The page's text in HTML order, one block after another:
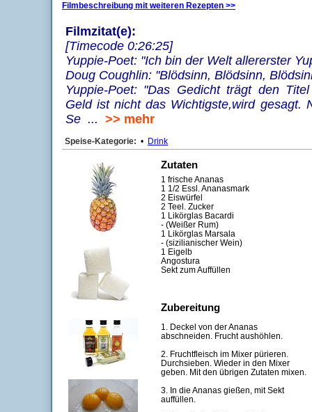
Filmbeschreibung mit weiteren Rezepten >>
Filmzitat(e):
[Timecode 0:26:25]
Yuppie-Poet: "Ich bin der Welt allererster
Doug Coughlin: "Blödsinn, Blödsinn,
Yuppie-Poet: "Das Gedicht trägt den
Geld ist nicht das Wichtigste,wird gesagt.
Se ... >> mehr
Speise-Kategorie: • Drink
Zutaten
1 frische Ananas
1 1/2 Essl. Ananasmark
2 Eiswürfel
2 Teel. Zucker
1 Likörglas Bacardi
- (Weißer Rum)
1 Likörglas Marsala
- (sizilianischer Wein)
1 Eigelb
Angostura
Sekt zum Auffüllen
Zubereitung
1. Deckel von der Ananas
abschneiden. Frucht aushöhlen.
2. Fruchtfleisch im Mixer pürieren.
Durchsieben. Wieder in den Mixer
geben. Mit den übrigen Zutaten mixen.
3. In die Ananas gießen, mit Sekt
auffüllen.